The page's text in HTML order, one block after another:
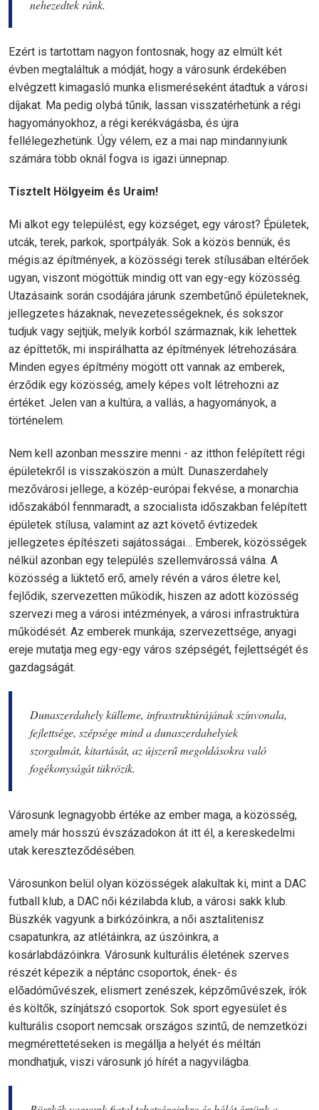
nehezedtek ránk.
Ezért is tartottam nagyon fontosnak, hogy az elmúlt két
évben megtaláltuk a módját, hogy a városunk érdekében
elvégzett kimagasló munka elismeréseként átadtuk a városi
díjakat. Ma pedig olybá tűnik, lassan visszatérhetünk a régi
hagyományokhoz, a régi kerékvágásba, és újra
fellélegezhetünk. Úgy vélem, ez a mai nap mindannyiunk
számára több oknál fogva is igazi ünnepnap.
Tisztelt Hölgyeim és Uraim!
Mi alkot egy települést, egy községet, egy várost? Épületek,
utcák, terek, parkok, sportpályák. Sok a közös bennük, és
mégis:az építmények, a közösségi terek stílusában eltérőek
ugyan, viszont mögöttük mindig ott van egy-egy közösség.
Utazásaink során csodájára járunk szembetűnő épületeknek,
jellegzetes házaknak, nevezetességeknek, és sokszor
tudjuk vagy sejtjük, melyik korból származnak, kik lehettek
az építtetők, mi inspirálhatta az építmények létrehozására.
Minden egyes építmény mögött ott vannak az emberek,
érződik egy közösség, amely képes volt létrehozni az
értéket. Jelen van a kultúra, a vallás, a hagyományok, a
történelem.
Nem kell azonban messzire menni - az itthon felépített régi
épületekről is visszaköszön a múlt. Dunaszerdahely
mezővárosi jellege, a közép-európai fekvése, a monarchia
időszakából fennmaradt, a szocialista időszakban felépített
épületek stílusa, valamint az azt követő évtizedek
jellegzetes építészeti sajátosságai… Emberek, közösségek
nélkül azonban egy település szellemvárossá válna. A
közösség a lüktető erő, amely révén a város életre kel,
fejlődik, szervezetten működik, hiszen az adott közösség
szervezi meg a városi intézmények, a városi infrastruktúra
működését. Az emberek munkája, szervezettsége, anyagi
ereje mutatja meg egy-egy város szépségét, fejlettségét és
gazdagságát.
Dunaszerdahely külleme, infrastruktúrájának színvonala,
fejlettsége, szépsége mind a dunaszerdahelyiek
szorgalmát, kitartását, az újszerű megoldásokra való
fogékonyságát tükrözik.
Városunk legnagyobb értéke az ember maga, a közösség,
amely már hosszú évszázadokon át itt él, a kereskedelmi
utak kereszteződésében.
Városunkon belül olyan közösségek alakultak ki, mint a DAC
futball klub, a DAC női kézilabda klub, a városi sakk klub.
Büszkék vagyunk a birkózóinkra, a női asztalitenisz
csapatunkra, az atlétáinkra, az úszóinkra, a
kosárlabdázóinkra. Városunk kulturális életének szerves
részét képezik a néptánc csoportok, ének- és
előadóművészek, elismert zenészek, képzőművészek, írók
és költők, színjátszó csoportok. Sok sport egyesület és
kulturális csoport nemcsak országos szintű, de nemzetközi
megmérettetéseken is megállja a helyét és méltán
mondhatjuk, viszi városunk jó hírét a nagyvilágba.